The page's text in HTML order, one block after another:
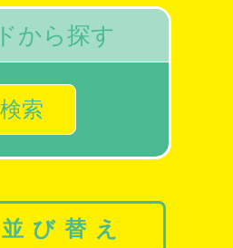
検索
から探す
並び替え